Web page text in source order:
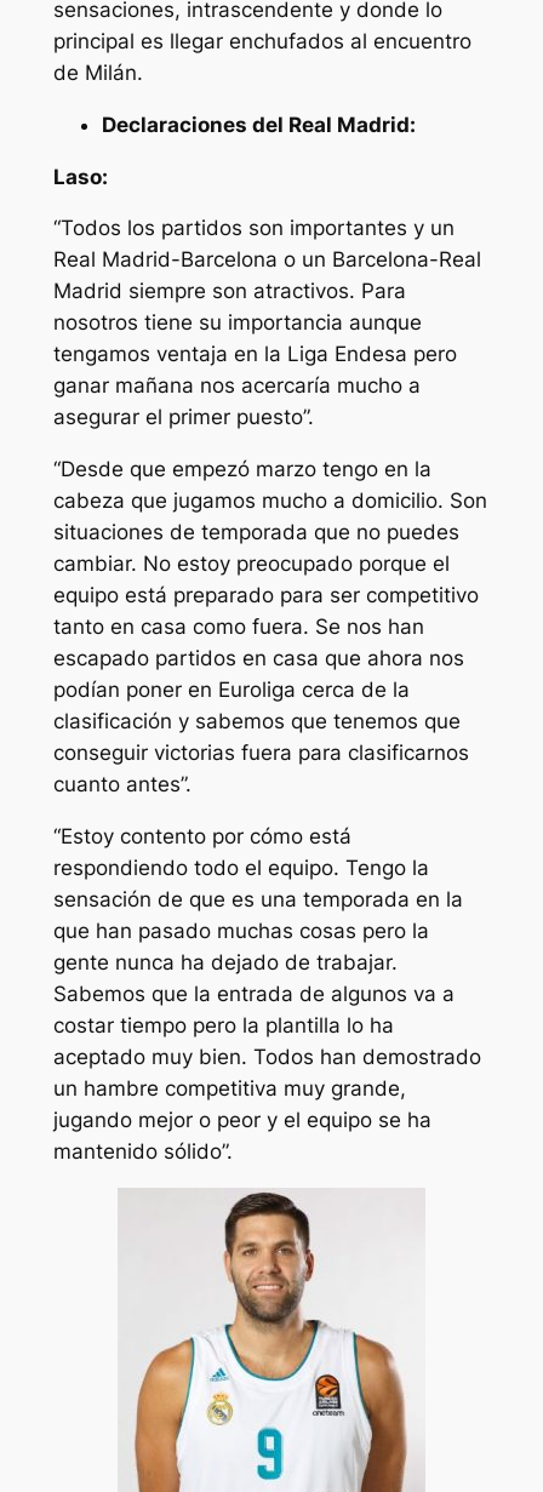
sensaciones, intrascendente y donde lo
principal es llegar enchufados al encuentro
de Milán.
Declaraciones del Real Madrid:
Laso:
“Todos los partidos son importantes y un
Real Madrid-Barcelona o un Barcelona-Real
Madrid siempre son atractivos. Para
nosotros tiene su importancia aunque
tengamos ventaja en la Liga Endesa pero
ganar mañana nos acercaría mucho a
asegurar el primer puesto”.
“Desde que empezó marzo tengo en la
cabeza que jugamos mucho a domicilio. Son
situaciones de temporada que no puedes
cambiar. No estoy preocupado porque el
equipo está preparado para ser competitivo
tanto en casa como fuera. Se nos han
escapado partidos en casa que ahora nos
podían poner en Euroliga cerca de la
clasificación y sabemos que tenemos que
conseguir victorias fuera para clasificarnos
cuanto antes”.
“Estoy contento por cómo está
respondiendo todo el equipo. Tengo la
sensación de que es una temporada en la
que han pasado muchas cosas pero la
gente nunca ha dejado de trabajar.
Sabemos que la entrada de algunos va a
costar tiempo pero la plantilla lo ha
aceptado muy bien. Todos han demostrado
un hambre competitiva muy grande,
jugando mejor o peor y el equipo se ha
mantenido sólido”.